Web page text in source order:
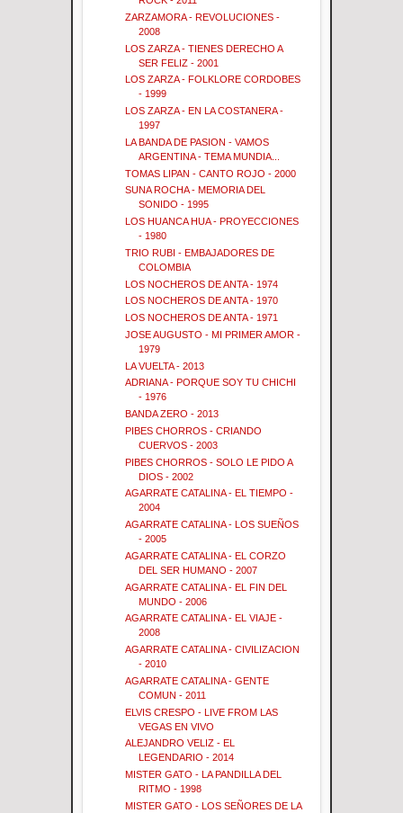
ZARZAMORA - REVOLUCIONES -
2008
LOS ZARZA - TIENES DERECHO A
SER FELIZ - 2001
LOS ZARZA - FOLKLORE CORDOBES
- 1999
LOS ZARZA - EN LA COSTANERA -
1997
LA BANDA DE PASION - VAMOS
ARGENTINA - TEMA MUNDIA...
TOMAS LIPAN - CANTO ROJO - 2000
SUNA ROCHA - MEMORIA DEL
SONIDO - 1995
LOS HUANCA HUA - PROYECCIONES
- 1980
TRIO RUBI - EMBAJADORES DE
COLOMBIA
LOS NOCHEROS DE ANTA - 1974
LOS NOCHEROS DE ANTA - 1970
LOS NOCHEROS DE ANTA - 1971
JOSE AUGUSTO - MI PRIMER AMOR -
1979
LA VUELTA - 2013
ADRIANA - PORQUE SOY TU CHICHI
- 1976
BANDA ZERO - 2013
PIBES CHORROS - CRIANDO
CUERVOS - 2003
PIBES CHORROS - SOLO LE PIDO A
DIOS - 2002
AGARRATE CATALINA - EL TIEMPO -
2004
AGARRATE CATALINA - LOS SUEÑOS
- 2005
AGARRATE CATALINA - EL CORZO
DEL SER HUMANO - 2007
AGARRATE CATALINA - EL FIN DEL
MUNDO - 2006
AGARRATE CATALINA - EL VIAJE -
2008
AGARRATE CATALINA - CIVILIZACION
- 2010
AGARRATE CATALINA - GENTE
COMUN - 2011
ELVIS CRESPO - LIVE FROM LAS
VEGAS EN VIVO
ALEJANDRO VELIZ - EL
LEGENDARIO - 2014
MISTER GATO - LA PANDILLA DEL
RITMO - 1998
MISTER GATO - LOS SEÑORES DE LA